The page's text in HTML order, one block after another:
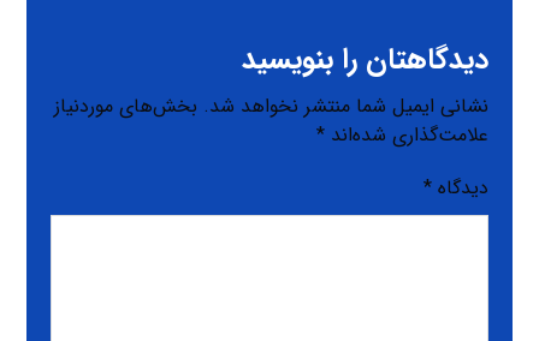
دیدگاهتان را بنویسید
نشانی ایمیل شما منتشر نخواهد شد. بخش‌های موردنیاز
علامت‌گذاری شده‌اند*
دیدگاه*